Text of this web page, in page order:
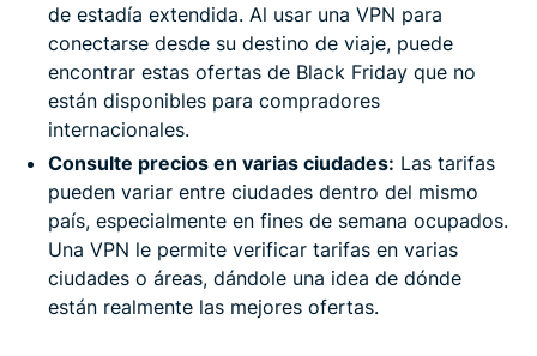
de estadía extendida. Al usar una VPN para
conectarse desde su destino de viaje, puede
encontrar estas ofertas de Black Friday que no
están disponibles para compradores
internacionales.
Consulte precios en varias ciudades: Las tarifas
pueden variar entre ciudades dentro del mismo
país, especialmente en fines de semana ocupados.
Una VPN le permite verificar tarifas en varias
ciudades o áreas, dándole una idea de dónde
están realmente las mejores ofertas.